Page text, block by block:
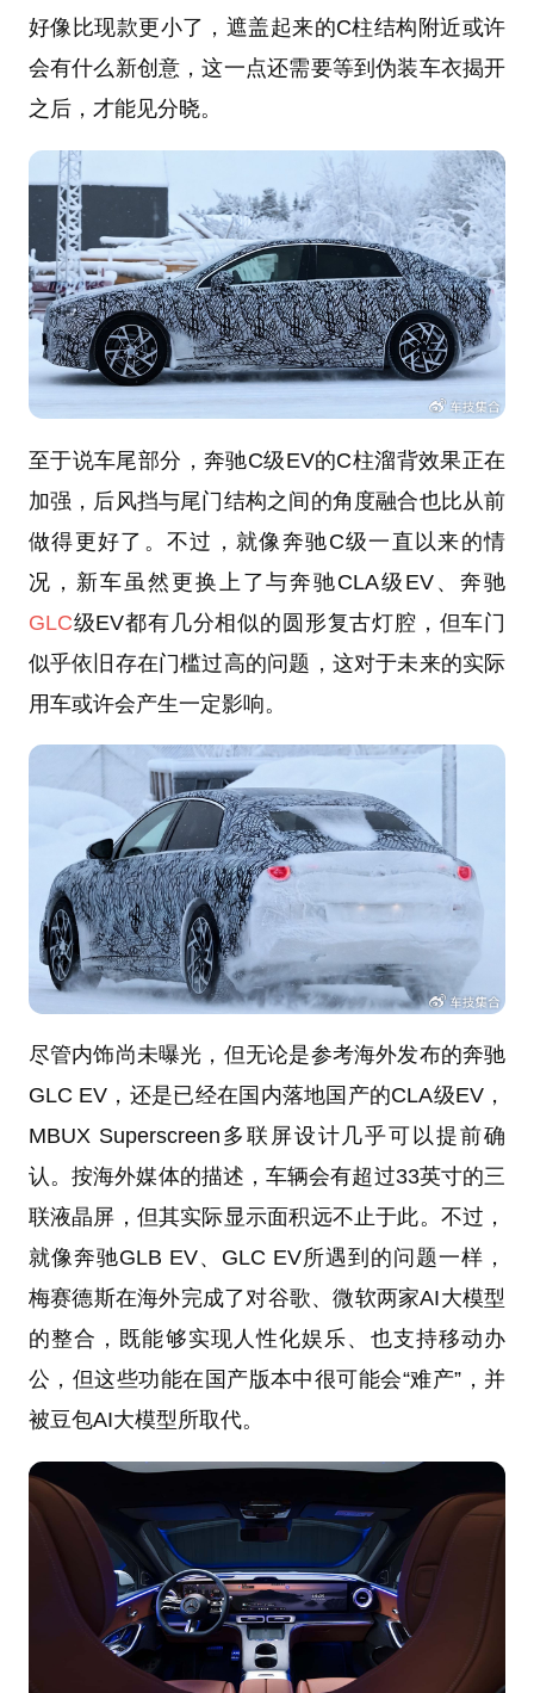
好像比现款更小了，遮盖起来的C柱结构附近或许
会有什么新创意，这一点还需要等到伪装车衣揭开
之后，才能见分晓。
至于说车尾部分，奔驰C级EV的C柱溜背效果正在
加强，后风挡与尾门结构之间的角度融合也比从前
做得更好了。不过，就像奔驰C级一直以来的情
况，新车虽然更换上了与奔驰CLA级EV、奔驰
GLC级EV都有几分相似的圆形复古灯腔，但车门
似乎依旧存在门槛过高的问题，这对于未来的实际
用车或许会产生一定影响。
尽管内饰尚未曝光，但无论是参考海外发布的奔驰
GLC EV，还是已经在国内落地国产的CLA级EV，
MBUX Superscreen多联屏设计几乎可以提前确
认。按海外媒体的描述，车辆会有超过33英寸的三
联液晶屏，但其实际显示面积远不止于此。不过，
就像奔驰GLB EV、GLC EV所遇到的问题一样，
梅赛德斯在海外完成了对谷歌、微软两家AI大模型
的整合，既能够实现人性化娱乐、也支持移动办
公，但这些功能在国产版本中很可能会“难产”，并
被豆包AI大模型所取代。